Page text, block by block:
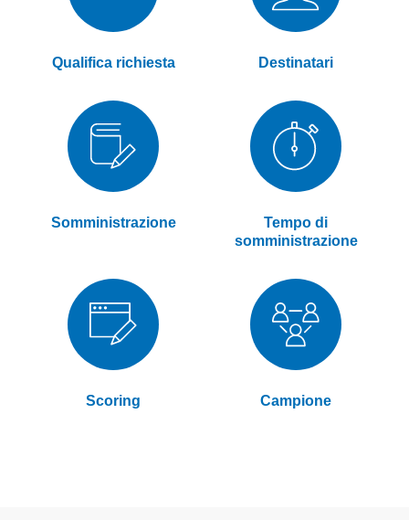
Qualifica richiesta Destinatari
Somministrazione
Tempo di
somministrazione
Scoring Campione